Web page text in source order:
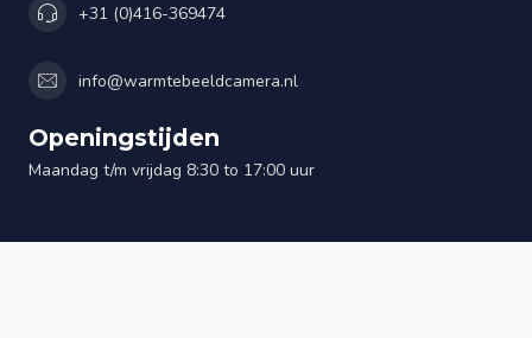
+31 (0)416-369474
info@warmtebeeldcamera.nl
Openingstijden
Maandag t/m vrijdag 8:30 to 17:00 uur